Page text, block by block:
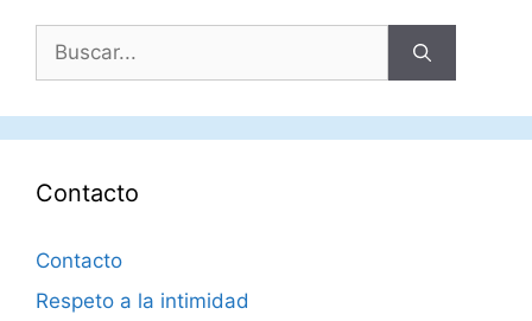
Buscar:
Contacto
Contacto
Respeto a la intimidad